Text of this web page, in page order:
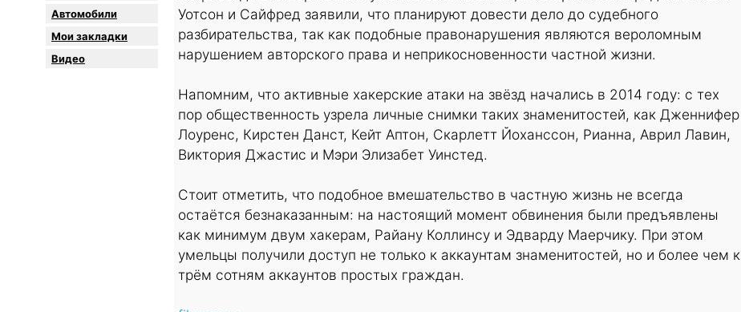
Автомобили
Мои закладки
Видео
Уотсон и Сайфред заявили, что планируют довести дело до судебного
разбирательства, так как подобные правонарушения являются вероломным
нарушением авторского права и неприкосновенности частной жизни.
Напомним, что активные хакерские атаки на звёзд начались в 2014 году: с тех
пор общественность узрела личные снимки таких знаменитостей, как Дженнифер
Лоуренс, Кирстен Данст, Кейт Аптон, Скарлетт Йоханссон, Рианна, Аврил Лавин,
Виктория Джастис и Мэри Элизабет Уинстед.
Стоит отметить, что подобное вмешательство в частную жизнь не всегда
остаётся безнаказанным: на настоящий момент обвинения были предъявлены
как минимум двум хакерам, Райану Коллинсу и Эдварду Маерчику. При этом
умельцы получили доступ не только к аккаунтам знаменитостей, но и более чем к
трём сотням аккаунтов простых граждан.